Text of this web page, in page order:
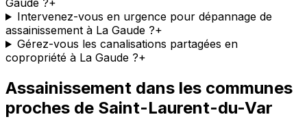
Gaude ?+
Intervenez-vous en urgence pour dépannage de
assainissement à La Gaude ?+
Gérez-vous les canalisations partagées en
copropriété à La Gaude ?+
Assainissement dans les communes
proches de Saint-Laurent-du-Var